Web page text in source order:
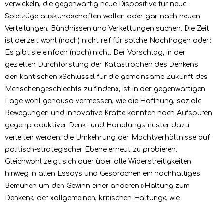
verwickeln, die gegenwärtig neue Dispositive für neue
Spielzüge auskundschaften wollen oder gar nach neuen
Verteilungen, Bündnissen und Verkettungen suchen. Die Zeit
ist derzeit wohl (noch) nicht reif für solche Nachfragen oder:
Es gibt sie einfach (noch) nicht. Der Vorschlag, in der
gezielten Durchforstung der Katastrophen des Denkens
den kantischen »Schlüssel für die gemeinsame Zukunft des
Menschengeschlechts zu finden«, ist in der gegenwärtigen
Lage wohl genauso vermessen, wie die Hoffnung, soziale
Bewegungen und innovative Kräfte könnten nach Aufspüren
gegenproduktiver Denk- und Handlungsmuster dazu
verleiten werden, die Umkehrung der Machtverhältnisse auf
politisch-strategischer Ebene erneut zu probieren.
Gleichwohl zeigt sich quer über alle Widerstreitigkeiten
hinweg in allen Essays und Gesprächen ein nachhaltiges
Bemühen um den Gewinn einer anderen »Haltung zum
Denken«, der »allgemeinen, kritischen Haltung«, wie